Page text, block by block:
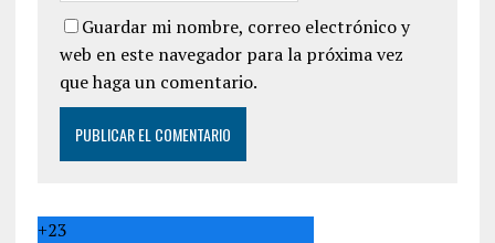
Guardar mi nombre, correo electrónico y
web en este navegador para la próxima vez
que haga un comentario.
+23